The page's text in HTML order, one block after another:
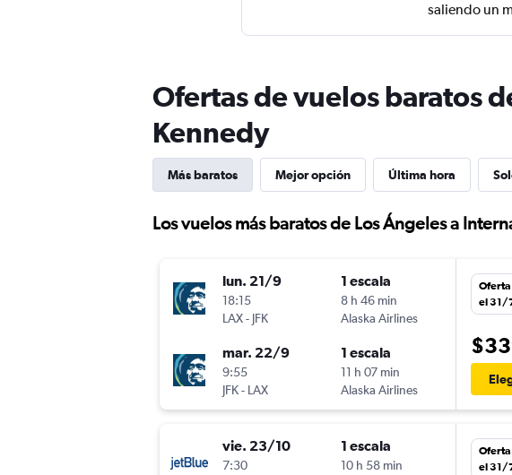
saliendo un
Ofertas de vuelos baratos
Kennedy
Más baratos Mejor opción Última hora
Los vuelos más baratos de Los Ángeles a
lun. 21/9
18:15
LAX- JFK
1 escala
8 h 46 min
Alaska Airlines
mar. 22/9
9:55
JFK- LAX
1 escala
11 h 07 min
Alaska Airlines
el 31/
vie. 23/10
7:30
1 escala
10 h 58 min
el 31/